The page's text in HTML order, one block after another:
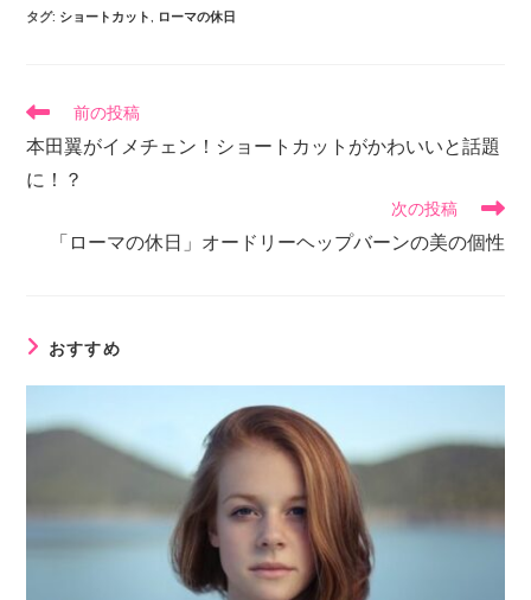
タグ: ショートカット, ローマの休日
前の投稿
本田翼がイメチェン！ショートカットがかわいいと話題
に！？
次の投稿
「ローマの休日」オードリーヘップバーンの美の個性
おすすめ